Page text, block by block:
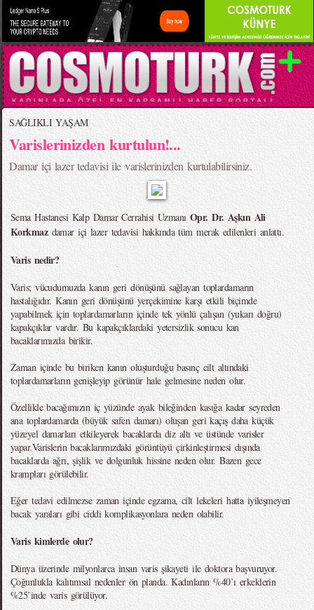
SAĞLIKLI YAŞAM
Varislerinizden kurtulun!...
Damar içi lazer tedavisi ile varislerinizden kurtulabilirsiniz.
Sema Hastanesi Kalp Damar Cerrahisi Uzmanı Opr. Dr. Aşkın Ali
Korkmaz damar içi lazer tedavisi hakkında tüm merak edilenleri anlattı.
Varis nedir?
Varis; vücudumuzda kanın geri dönüşünü sağlayan toplardamarın
hastalığıdır. Kanın geri dönüşünü yerçekimine karşı etkili biçimde
yapabilmek için toplardamarların içinde tek yönlü çalışan (yukarı doğru)
kapakçıklar vardır. Bu kapakçıklardaki yetersizlik sonucu kan
bacaklarımızda birikir.
Zaman içinde bu biriken kanın oluşturduğu basınç cilt altındaki
toplardamarların genişleyip görünür hale gelmesine neden olur.
Özellikle bacağımızın iç yüzünde ayak bileğinden kasığa kadar seyreden
ana toplardamarda (büyük safen damarı) oluşan geri kaçış daha küçük
yüzeyel damarları etkileyerek bacaklarda diz altı ve üstünde varisler
yapar.Varislerin bacaklarımızdaki görüntüyü çirkinleştirmesi dışında
bacaklarda ağrı, şişlik ve dolgunluk hissine neden olur. Bazen gece
krampları görülebilir.
Eğer tedavi edilmezse zaman içinde egzama, cilt lekeleri hatta iyileşmeyen
bacak yaraları gibi ciddi komplikasyonlara neden olabilir.
Varis kimlerde olur?
Dünya üzerinde milyonlarca insan varis şikayeti ile doktora başvuruyor.
Çoğunlukla kalıtımsal nedenler ön planda. Kadınların %40’ı erkeklerin
%25’inde varis görülüyor.